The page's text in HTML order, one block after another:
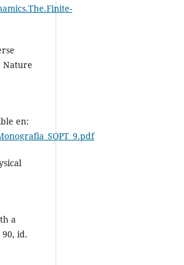
Nature
en:
a
id.